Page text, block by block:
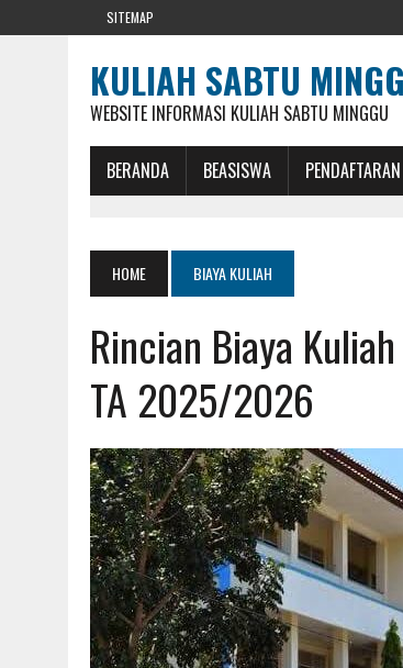
SITEMAP
KULIAH SABTU
WEBSITE INFORMASI KULIAH SABTU MINGGU
BERANDA BEASISWA
HOME BIAYA KULIAH
Rincian Biaya
TA 2025/2026